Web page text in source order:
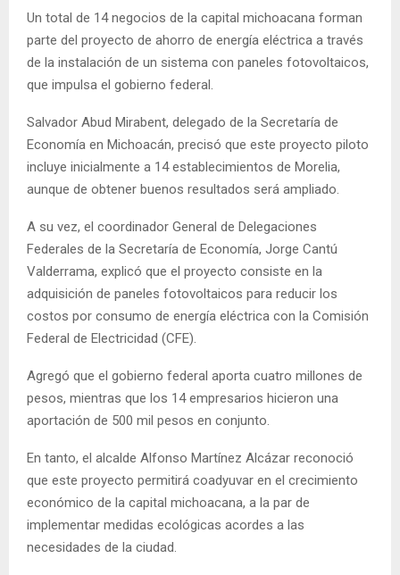
Un total de 14 negocios de la capital michoacana forman
parte del proyecto de ahorro de energía eléctrica a través
de la instalación de un sistema con paneles fotovoltaicos,
que impulsa el gobierno federal.
Salvador Abud Mirabent, delegado de la Secretaría de
Economía en Michoacán, precisó que este proyecto piloto
incluye inicialmente a 14 establecimientos de Morelia,
aunque de obtener buenos resultados será ampliado.
A su vez, el coordinador General de Delegaciones
Federales de la Secretaría de Economía, Jorge Cantú
Valderrama, explicó que el proyecto consiste en la
adquisición de paneles fotovoltaicos para reducir los
costos por consumo de energía eléctrica con la Comisión
Federal de Electricidad (CFE).
Agregó que el gobierno federal aporta cuatro millones de
pesos, mientras que los 14 empresarios hicieron una
aportación de 500 mil pesos en conjunto.
En tanto, el alcalde Alfonso Martínez Alcázar reconoció
que este proyecto permitirá coadyuvar en el crecimiento
económico de la capital michoacana, a la par de
implementar medidas ecológicas acordes a las
necesidades de la ciudad.